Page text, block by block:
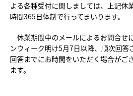
よる各種受付に関しましては、上記休
時間365日体制で行ってまいります。
休業期間中のメールによるお問合せ
ンウィーク明け5月7日以降、順次回答
回答までにお時間をいただく場合がご
ます。